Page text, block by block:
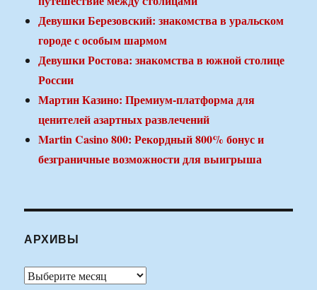
Девушки Березовский: знакомства в уральском
городе с особым шармом
Девушки Ростова: знакомства в южной столице
России
Мартин Казино: Премиум-платформа для
ценителей азартных развлечений
Martin Casino 800: Рекордный 800% бонус и
безграничные возможности для выигрыша
АРХИВЫ
Архивы